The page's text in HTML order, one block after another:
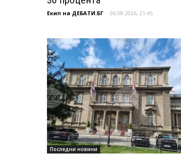
Екип на ДЕБАТИ.БГ - 06.08.2026, 21:45
Последни новини